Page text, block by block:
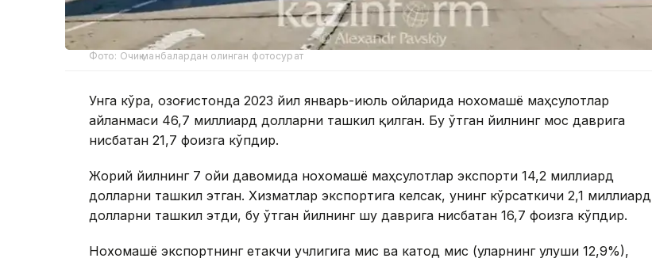
Фото: Очиқ манбалардан олинган фотосурат
Унга кўра, Қозоғистонда 2023 йил январь-июль ойларида нохомашё маҳсулотлар
айланмаси 46,7 миллиард долларни ташкил қилган. Бу ўтган йилнинг мос даврига
нисбатан 21,7 фоизга кўпдир.
Жорий йилнинг 7 ойи давомида нохомашё маҳсулотлар экспорти 14,2 миллиард
долларни ташкил этган. Хизматлар экспортига келсак, унинг кўрсаткичи 2,1 миллиард
долларни ташкил этди, бу ўтган йилнинг шу даврига нисбатан 16,7 фоизга кўпдир.
Нохомашё экспортнинг етакчи учлигига мис ва катод мис (уларнинг улуши 12,9%),